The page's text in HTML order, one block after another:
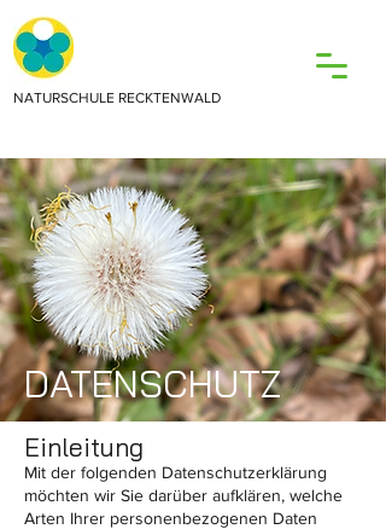
NATURSCHULE RECKTENWALD
DATENSCHUTZ
Einleitung
Mit der folgenden Datenschutzerklärung
möchten wir Sie darüber aufklären, welche
Arten Ihrer personenbezogenen Daten